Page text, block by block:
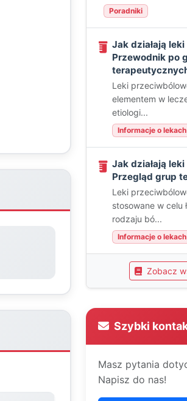
Poradniki
Jak działają
Przewodnik po
Leki
elementem w
etiologi...
Informacje o lekach
Jak działają
Przegląd grup
Leki
stosowane w celu
rodzaju bó...
Informacje o lekach
Zobacz
Szybki
Masz pytania
Napisz do nas!